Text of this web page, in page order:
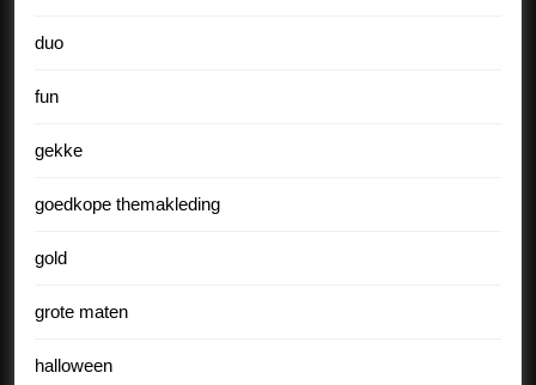
duo
fun
gekke
goedkope themakleding
gold
grote maten
halloween